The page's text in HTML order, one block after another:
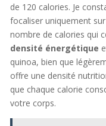
de 120 calories. Je
focaliser uniquement
nombre de calories qui
densité énergétique
quinoa, bien que
offre une densité
que chaque calorie
votre corps.